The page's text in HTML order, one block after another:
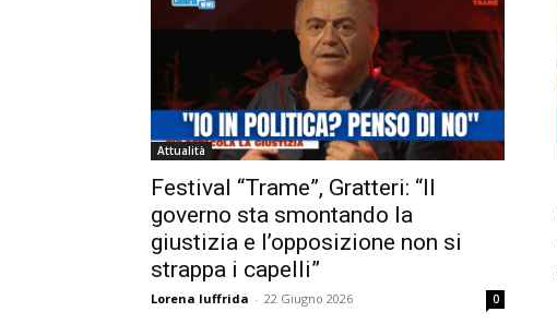
Attualità
Festival “Trame”, Gratteri: “Il
governo sta smontando la
giustizia e l’opposizione non si
strappa i capelli”
Lorena Iuffrida - 22 Giugno 2026 0